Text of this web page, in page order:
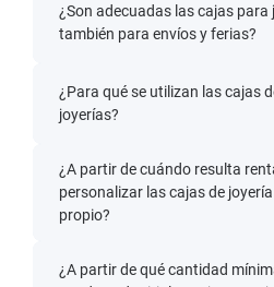
¿Son adecuadas las cajas para
también para envíos y ferias?
¿Para qué se utilizan las cajas
joyerías?
¿A partir de cuándo resulta
personalizar las cajas de
propio?
¿A partir de qué cantidad